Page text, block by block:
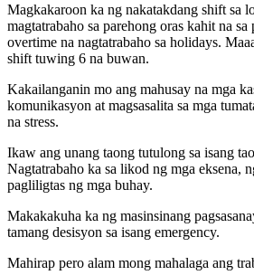
Magkakaroon ka ng nakatakdang shift sa
magtatrabaho sa parehong oras kahit na
overtime na nagtatrabaho sa holidays.
shift tuwing 6 na buwan.
Kakailanganin mo ang mahusay na mga
komunikasyon at magsasalita sa mga
na stress.
Ikaw ang unang taong tutulong sa isang
Nagtatrabaho ka sa likod ng mga eksena,
pagliligtas ng mga buhay.
Makakakuha ka ng masinsinang
tamang desisyon sa isang emergency.
Mahirap pero alam mong mahalaga ang